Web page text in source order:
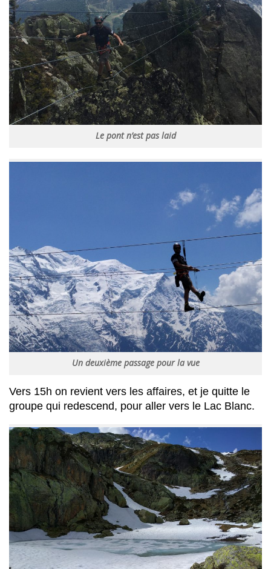
Le pont n’est pas laid
Un deuxième passage pour la vue
Vers 15h on revient vers les affaires, et je quitte le
groupe qui redescend, pour aller vers le Lac Blanc.